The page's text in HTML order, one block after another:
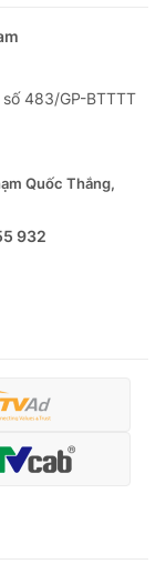
483/GP-BTTTT
Quốc Thắng,
932